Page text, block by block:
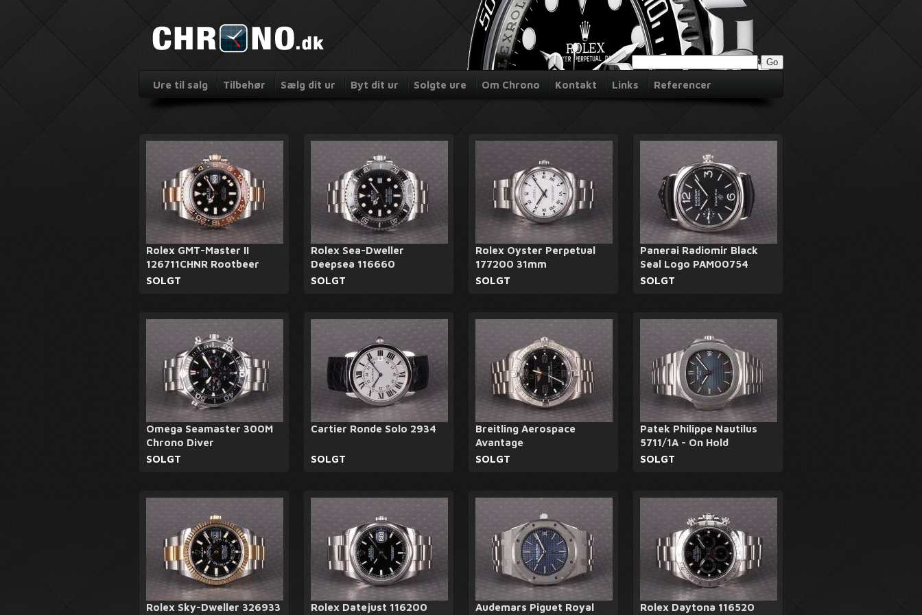
Ure til salg Tilbehør Sælg dit ur Byt dit ur Solgte ure Om Chrono Kontakt Links Referencer
Rolex GMT-Master II
126711CHNR Rootbeer
SOLGT
Rolex Sea-Dweller
Deepsea 116660
SOLGT
Rolex Oyster Perpetual
177200 31mm
SOLGT
Panerai Radiomir Black
Seal Logo PAM00754
SOLGT
Omega Seamaster 300M
Chrono Diver
SOLGT
Cartier Ronde Solo 2934
SOLGT
Breitling Aerospace
Avantage
SOLGT
Patek Philippe Nautilus
5711/1A - On Hold
SOLGT
Rolex Sky-Dweller 326933 Rolex Datejust 116200 Audemars Piguet Royal Rolex Daytona 116520